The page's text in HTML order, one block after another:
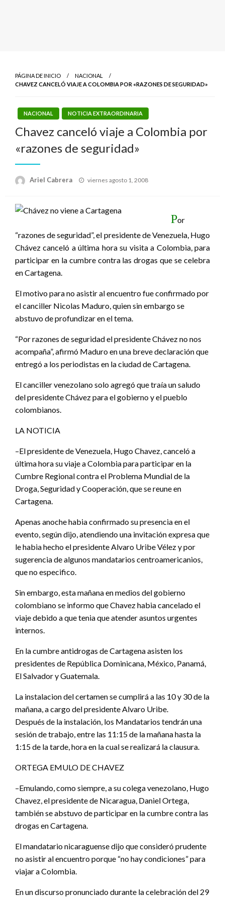
PÁGINA DE INICIO
NACIONAL
CHAVEZ CANCELÓ VIAJE A COLOMBIA POR «RAZONES DE SEGURIDAD»
NACIONAL NOTICIA EXTRAORDINARIA
Chavez canceló viaje a Colombia por
«razones de seguridad»
Ariel Cabrera
Publicado
viernes agosto 1, 2008
Por
“razones de seguridad”, el presidente de Venezuela, Hugo
Chávez canceló a última hora su visita a Colombia, para
participar en la cumbre contra las drogas que se celebra
en Cartagena.
El motivo para no asistir al encuentro fue confirmado por
el canciller Nicolas Maduro, quien sin embargo se
abstuvo de profundizar en el tema.
“Por razones de seguridad el presidente Chávez no nos
acompaña”, afirmó Maduro en una breve declaración que
entregó a los periodistas en la ciudad de Cartagena.
El canciller venezolano solo agregó que traía un saludo
del presidente Chávez para el gobierno y el pueblo
colombianos.
LA NOTICIA
–El presidente de Venezuela, Hugo Chavez, canceló a
última hora su viaje a Colombia para participar en la
Cumbre Regional contra el Problema Mundial de la
Droga, Seguridad y Cooperación, que se reune en
Cartagena.
Apenas anoche habia confirmado su presencia en el
evento, según dijo, atendiendo una invitación expresa que
le habia hecho el presidente Alvaro Uribe Vélez y por
sugerencia de algunos mandatarios centroamericanios,
que no especifico.
Sin embargo, esta mañana en medios del gobierno
colombiano se informo que Chavez habia cancelado el
viaje debido a que tenia que atender asuntos urgentes
internos.
En la cumbre antidrogas de Cartagena asisten los
presidentes de República Dominicana, México, Panamá,
El Salvador y Guatemala.
La instalacion del certamen se cumplirá a las 10 y 30 de la
mañana, a cargo del presidente Alvaro Uribe.
Después de la instalación, los Mandatarios tendrán una
sesión de trabajo, entre las 11:15 de la mañana hasta la
1:15 de la tarde, hora en la cual se realizará la clausura.
ORTEGA EMULO DE CHAVEZ
–Emulando, como siempre, a su colega venezolano, Hugo
Chavez, el presidente de Nicaragua, Daniel Ortega,
también se abstuvo de participar en la cumbre contra las
drogas en Cartagena.
El mandatario nicaraguense dijo que consideró prudente
no asistir al encuentro porque “no hay condiciones” para
viajar a Colombia.
En un discurso pronunciado durante la celebración del 29